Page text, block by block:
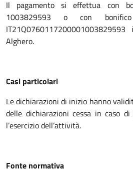
Il pagamento si effettua con
1003829593 o con
Alghero.
Casi particolari
Le dichiarazioni di inizio hanno
delle dichiarazioni cessa in caso
l’esercizio dell’attività.
Fonte normativa